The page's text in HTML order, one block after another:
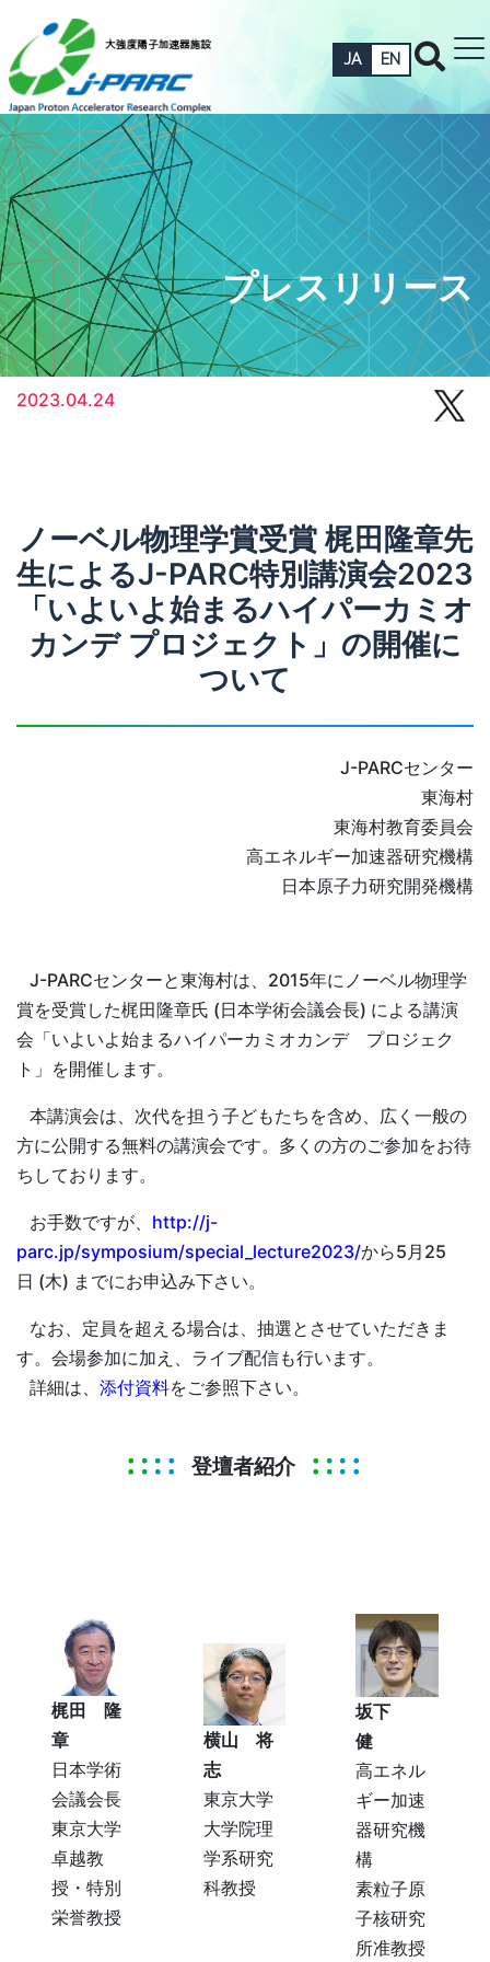
JA EN
プレスリリース
2023.04.24
ノーベル物理学賞受賞 梶田隆章先
生によるJ-PARC特別講演会2023
「いよいよ始まるハイパーカミオ
カンデ プロジェクト」の開催に
ついて
J-PARCセンター
東海村
東海村教育委員会
高エネルギー加速器研究機構
日本原子力研究開発機構
J-PARCセンターと東海村は、2015年にノーベル物理学
賞を受賞した梶田隆章氏 (日本学術会議会長) による講演
会「いよいよ始まるハイパーカミオカンデ プロジェク
ト」を開催します。
本講演会は、次代を担う子どもたちを含め、広く一般の
方に公開する無料の講演会です。多くの方のご参加をお待
ちしております。
お手数ですが、 http://j-
parc.jp/symposium/special_lecture2023/から5月25
日 (木) までにお申込み下さい。
なお、定員を超える場合は、抽選とさせていただきま
す。会場参加に加え、ライブ配信も行います。
詳細は、 添付資料をご参照下さい。
登壇者紹介
梶田 隆
章
日本学術
会議会長
東京大学
卓越教
授・特別
栄誉教授
横山 将
志
東京大学
大学院理
学系研究
科教授
坂下
健
高エネル
ギー加速
器研究機
構
素粒子原
子核研究
所准教授